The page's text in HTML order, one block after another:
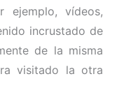
ejemplo, vídeos,
incrustado de
de la misma
visitado la otra